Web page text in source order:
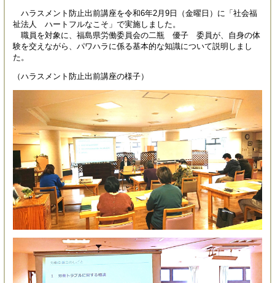
ハラスメント防止出前講座を令和6年2月9日（金曜日）に「社会福
祉法人 ハートフルなこそ」で実施しました。
職員を対象に、福島県労働委員会の二瓶 優子 委員が、自身の体
験を交えながら、パワハラに係る基本的な知識について説明しまし
た。
（ハラスメント防止出前講座の様子）